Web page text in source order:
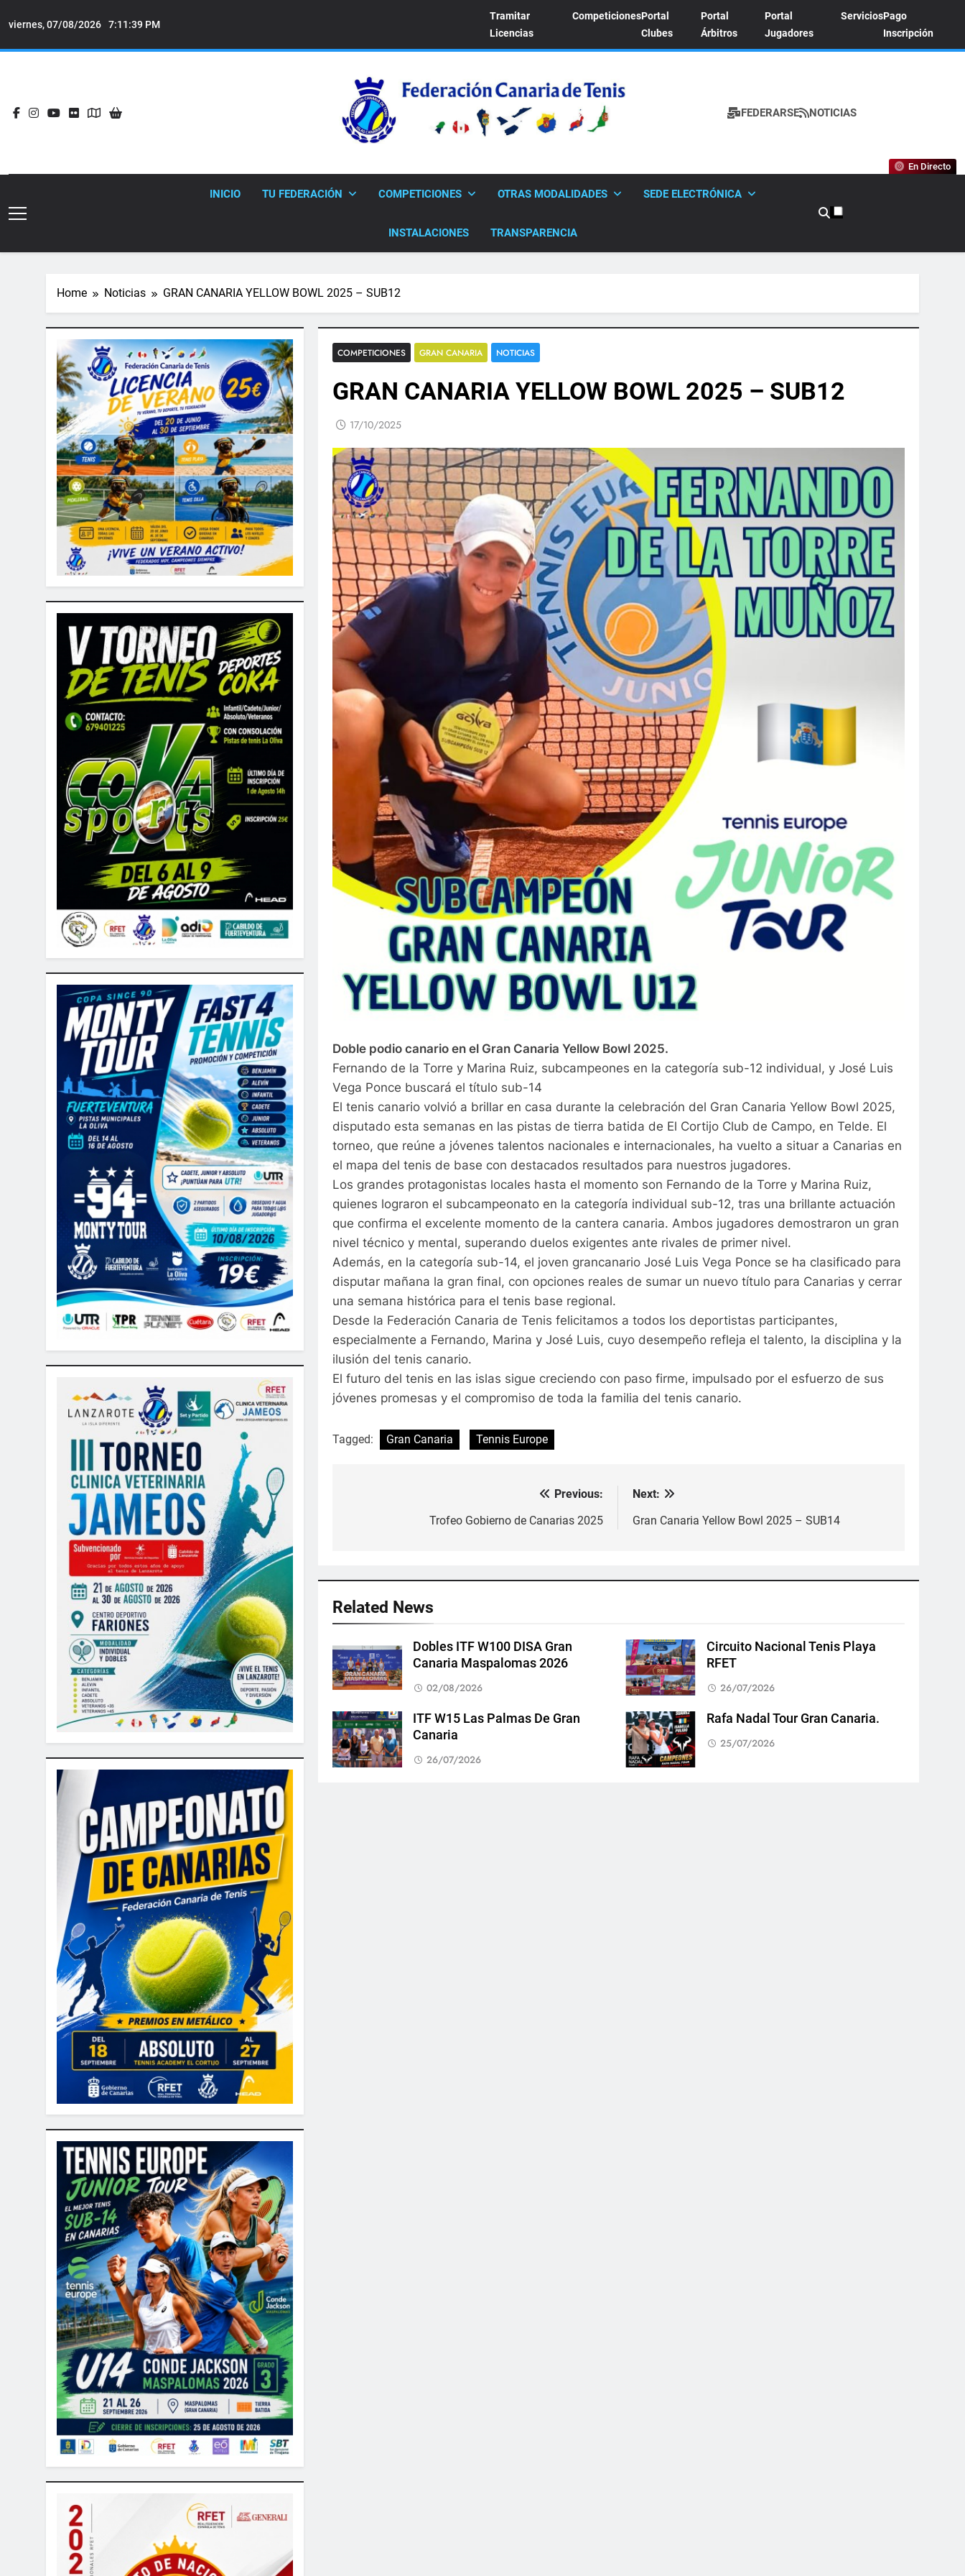
toviernes, 07/08/2026 7:11:40 PM
Tramitar
Licencias
CompeticionesPortal
Clubes
Portal
Árbitros
Portal
Jugadores
ServiciosPago
Inscripción
FEDERACION CANARIA DE TENIS
FEDERARSE NOTICIAS
En Directo
INICIO TU FEDERACIÓN COMPETICIONES OTRAS MODALIDADES SEDE ELECTRÓNICA
INSTALACIONES TRANSPARENCIA
Home Noticias GRAN CANARIA YELLOW BOWL 2025 – SUB12
COMPETICIONES GRAN CANARIA NOTICIAS
GRAN CANARIA YELLOW BOWL 2025 – SUB12
17/10/2025
Doble podio canario en el Gran Canaria Yellow Bowl 2025.
Fernando de la Torre y Marina Ruiz, subcampeones en la categoría sub-12 individual, y José Luis
Vega Ponce buscará el título sub-14
El tenis canario volvió a brillar en casa durante la celebración del Gran Canaria Yellow Bowl 2025,
disputado esta semanas en las pistas de tierra batida de El Cortijo Club de Campo, en Telde. El
torneo, que reúne a jóvenes talentos nacionales e internacionales, ha vuelto a situar a Canarias en
el mapa del tenis de base con destacados resultados para nuestros jugadores.
Los grandes protagonistas locales hasta el momento son Fernando de la Torre y Marina Ruiz,
quienes lograron el subcampeonato en la categoría individual sub-12, tras una brillante actuación
que confirma el excelente momento de la cantera canaria. Ambos jugadores demostraron un gran
nivel técnico y mental, superando duelos exigentes ante rivales de primer nivel.
Además, en la categoría sub-14, el joven grancanario José Luis Vega Ponce se ha clasificado para
disputar mañana la gran final, con opciones reales de sumar un nuevo título para Canarias y cerrar
una semana histórica para el tenis base regional.
Desde la Federación Canaria de Tenis felicitamos a todos los deportistas participantes,
especialmente a Fernando, Marina y José Luis, cuyo desempeño refleja el talento, la disciplina y la
ilusión del tenis canario.
El futuro del tenis en las islas sigue creciendo con paso firme, impulsado por el esfuerzo de sus
jóvenes promesas y el compromiso de toda la familia del tenis canario.
Tagged: Gran Canaria Tennis Europe
Previous:
Trofeo Gobierno de Canarias 2025
Next:
Gran Canaria Yellow Bowl 2025 – SUB14
Related News
Dobles ITF W100 DISA Gran
Canaria Maspalomas 2026
02/08/2026
Circuito Nacional Tenis Playa
RFET
26/07/2026
ITF W15 Las Palmas De Gran
Canaria
26/07/2026
Rafa Nadal Tour Gran Canaria.
25/07/2026